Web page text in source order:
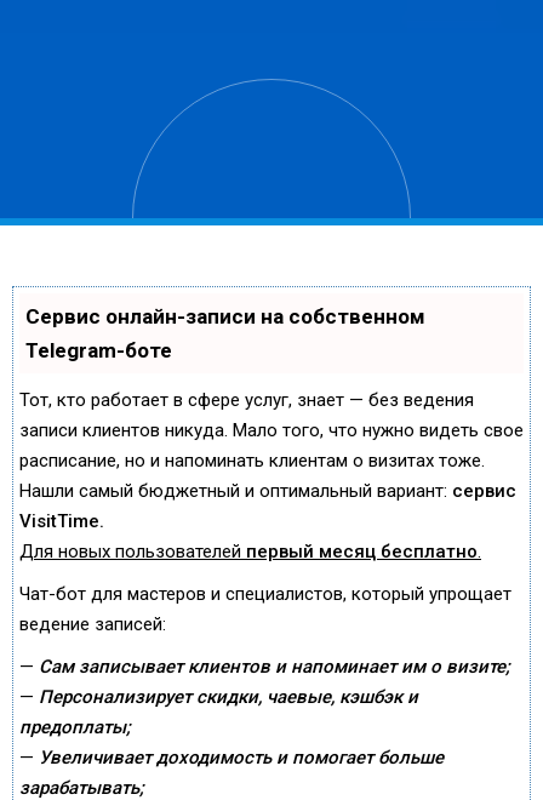
Сервис онлайн-записи на собственном
Telegram-боте
Тот, кто работает в сфере услуг, знает — без ведения
записи клиентов никуда. Мало того, что нужно видеть свое
расписание, но и напоминать клиентам о визитах тоже.
Нашли самый бюджетный и оптимальный вариант: сервис
VisitTime.
Для новых пользователей первый месяц бесплатно.
Чат-бот для мастеров и специалистов, который упрощает
ведение записей:
— Сам записывает клиентов и напоминает им о визите;
— Персонализирует скидки, чаевые, кэшбэк и
предоплаты;
— Увеличивает доходимость и помогает больше
зарабатывать;